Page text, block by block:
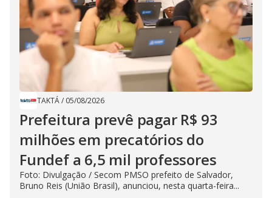
TAKTÁ/ 05/08/2026
Prefeitura prevê pagar R$ 93
milhões em precatórios do
Fundef a 6,5 mil professores
Foto: Divulgação / Secom PMSO prefeito de Salvador,
Bruno Reis (União Brasil), anunciou, nesta quarta-feira...